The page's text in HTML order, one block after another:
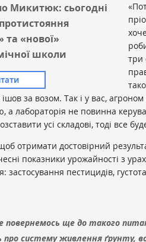
Микитюк: сьогодні
та «нової»
школи
три
за возом. Так і у вас,
а лабораторія не повинна
усі складові, тоді все
отримати достовірний
показники урожайності з
пестицидів,
повернемось ще до такого
про систему живлення ґрунту,